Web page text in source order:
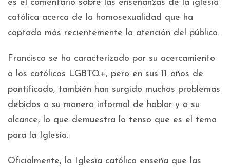
es el comentario sobre las enseñanzas de la iglesia
católica acerca de la homosexualidad que ha
captado más recientemente la atención del público.
Francisco se ha caracterizado por su acercamiento
a los católicos LGBTQ+, pero en sus 11 años de
pontificado, también han surgido muchos problemas
debidos a su manera informal de hablar y a su
alcance, lo que demuestra lo tenso que es el tema
para la Iglesia.
Oficialmente, la Iglesia católica enseña que las